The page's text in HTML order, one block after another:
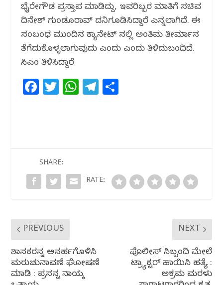
ಭೈರೇಗೌಡ ಪ್ರಸ್ತಾಪ ಮಾಡಿದ್ದು, ಇವರಿಬ್ಬರ ಮಾತಿಗೆ ಸಚಿವ
ದಿನೇಶ್ ಗುಂಡೂರಾವ್ ದನಿಗೂಡಿಸಿದ್ದಾರೆ ಎನ್ನಲಾಗಿದೆ. ಈ
ಸಂಬಂಧ ಮುಂದಿನ ಕ್ಯಾಬಿನೇಟ್ ನಲ್ಲಿ ಅಂತಿಮ ತೀರ್ಮಾನ
ತೆಗೆದುಕೊಳ್ಳಲಾಗುವುದು ಎಂದು ಎಂದು ತಿಳಿದುಬಂದಿದೆ.
ಸಿಎಂ ತಿಳಿಸಿದ್ದಾರೆ
F
b
o
T
r
W
A
p
T
ra
SHARE:
RATE:
PREVIOUS
ಶಾಸಕರನ್ನ ಅನರ್ಹ‌ಗೊಳಿಸಿ
ಮರುಚುನಾವಣೆ ಘೋಷಣೆ
‌ಮಾಡಿ : ಪ್ರಸನ್ನ ನಾಯ್ಕ
NEXT
ಪೊಲೀಸ್ ಸಿಬ್ಬಂದಿ ಮೇಲೆ
ಟ್ರ್ಯಾಕ್ಟರ್ ಹಾಯಿಸಿ ಹತ್ಯೆ :
ಅಕ್ರಮ‌ ಮರಳು